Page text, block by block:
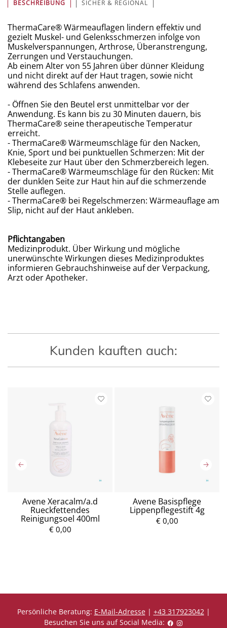
BESCHREIBUNG SICHER & REGIONAL
ThermaCare® Wärmeauflagen lindern effektiv und
gezielt Muskel- und Gelenksschmerzen infolge von
Muskelverspannungen, Arthrose, Überanstrengung,
Zerrungen und Verstauchungen.
Ab einem Alter von 55 Jahren über dünner Kleidung
und nicht direkt auf der Haut tragen, sowie nicht
während des Schlafens anwenden.
- Öffnen Sie den Beutel erst unmittelbar vor der
Anwendung. Es kann bis zu 30 Minuten dauern, bis
ThermaCare® seine therapeutische Temperatur
erreicht.
- ThermaCare® Wärmeumschläge für den Nacken,
Knie, Sport und bei punktuellen Schmerzen: Mit der
Klebeseite zur Haut über den Schmerzbereich legen.
- ThermaCare® Wärmeumschläge für den Rücken: Mit
der dunklen Seite zur Haut hin auf die schmerzende
Stelle auflegen.
- ThermaCare® bei Regelschmerzen: Wärmeauflage am
Slip, nicht auf der Haut ankleben.
Pflichtangaben
Medizinprodukt. Über Wirkung und mögliche
unerwünschte Wirkungen dieses Medizinproduktes
informieren Gebrauchshinweise auf der Verpackung,
Arzt oder Apotheker.
Kunden kauften auch:
Avene Xeracalm/a.d
Rueckfettendes
Reinigungsoel 400ml
€ 0,00
Avene Basispflege
Lippenpflegestift 4g
€ 0,00
Persönliche Beratung: E-Mail-Adresse| +43 317923042|
Besuchen Sie uns auf Social Media: